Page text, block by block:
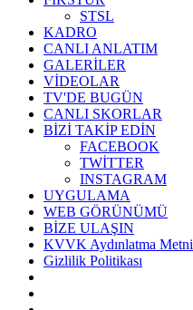
STSL
KADRO
CANLI ANLATIM
GALERİLER
VİDEOLAR
TV'DE BUGÜN
CANLI SKORLAR
BİZİ TAKİP EDİN
FACEBOOK
TWİTTER
INSTAGRAM
UYGULAMA
WEB GÖRÜNÜMÜ
BİZE ULAŞIN
KVVK Aydınlatma Metni
Gizlilik Politikası